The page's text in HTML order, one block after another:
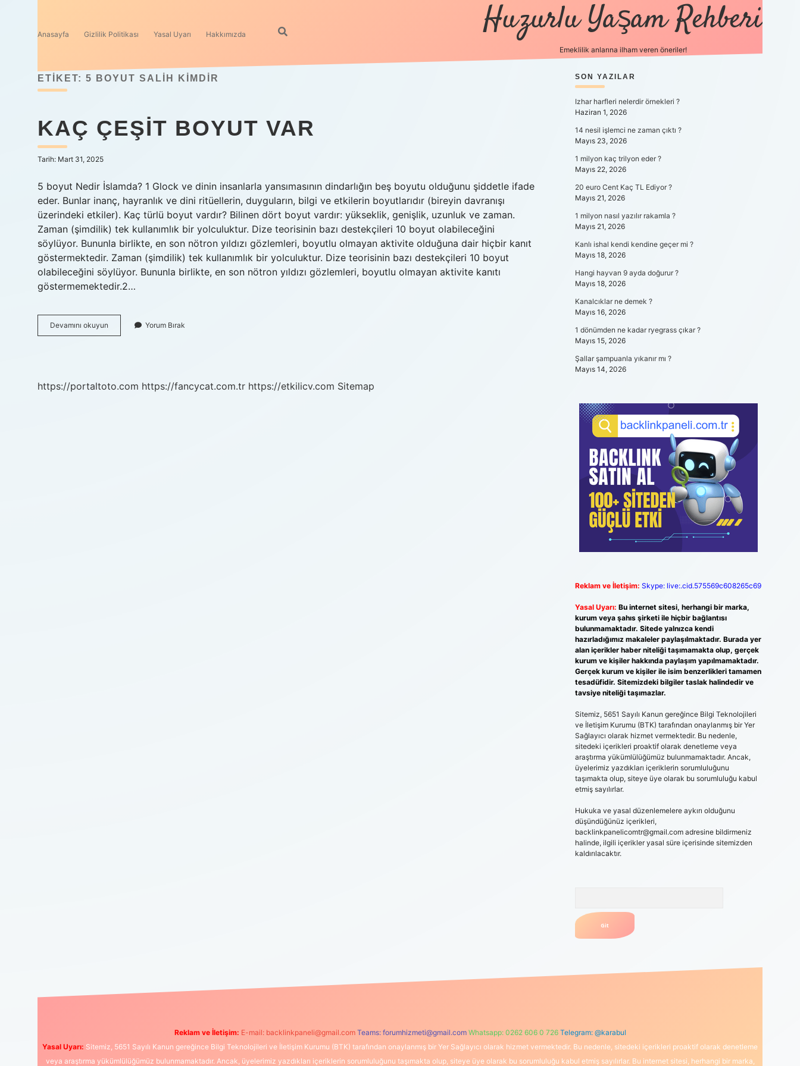
Anasayfa Gizlilik Politikası Yasal Uyarı Hakkımızda Huzurlu Yaşam Rehberi
Emeklilik anlarına ilham veren öneriler!
ETIKET: 5 BOYUT SALIH KIMDIR
KAÇ ÇEŞIT BOYUT VAR
Tarih: Mart 31, 2025
5 boyut Nedir İslamda? 1 Glock ve dinin insanlarla yansımasının dindarlığın beş boyutu olduğunu şiddetle ifade
eder. Bunlar inanç, hayranlık ve dini ritüellerin, duyguların, bilgi ve etkilerin boyutlarıdır (bireyin davranışı
üzerindeki etkiler). Kaç türlü boyut vardır? Bilinen dört boyut vardır: yükseklik, genişlik, uzunluk ve zaman.
Zaman (şimdilik) tek kullanımlık bir yolculuktur. Dize teorisinin bazı destekçileri 10 boyut olabileceğini
söylüyor. Bununla birlikte, en son nötron yıldızı gözlemleri, boyutlu olmayan aktivite olduğuna dair hiçbir kanıt
göstermektedir. Zaman (şimdilik) tek kullanımlık bir yolculuktur. Dize teorisinin bazı destekçileri 10 boyut
olabileceğini söylüyor. Bununla birlikte, en son nötron yıldızı gözlemleri, boyutlu olmayan aktivite kanıtı
göstermemektedir.2…
Devamını okuyun
Çeşit
Yorum Bırak
https://portaltoto.com https://fancycat.com.tr https://etkilicv.com Sitemap
SIDEBAR
SON YAZILAR
Izhar harfleri nelerdir örnekleri ?
Haziran 1, 2026
14 nesil işlemci ne zaman çıktı ?
Mayıs 23, 2026
1 milyon kaç trilyon eder ?
Mayıs 22, 2026
20 euro Cent Kaç TL Ediyor ?
Mayıs 21, 2026
1 milyon nasıl yazılır rakamla ?
Mayıs 21, 2026
Kanlı ishal kendi kendine geçer mi ?
Mayıs 18, 2026
Hangi hayvan 9 ayda doğurur ?
Mayıs 18, 2026
Kanalcıklar ne demek ?
Mayıs 16, 2026
1 dönümden ne kadar ryegrass çıkar ?
Mayıs 15, 2026
Şallar şampuanla yıkanır mı ?
Mayıs 14, 2026
Reklam ve İletişim: Skype: live:.cid.575569c608265c69
Yasal Uyarı: Bu internet sitesi, herhangi bir marka,
kurum veya şahıs şirketi ile hiçbir bağlantısı
bulunmamaktadır. Sitede yalnızca kendi
hazırladığımız makaleler paylaşılmaktadır. Burada yer
alan içerikler haber niteliği taşımamakta olup, gerçek
kurum ve kişiler hakkında paylaşım yapılmamaktadır.
Gerçek kurum ve kişiler ile isim benzerlikleri tamamen
tesadüfidir. Sitemizdeki bilgiler taslak halindedir ve
tavsiye niteliği taşımazlar.
Sitemiz, 5651 Sayılı Kanun gereğince Bilgi Teknolojileri
ve İletişim Kurumu (BTK) tarafından onaylanmış bir Yer
Sağlayıcı olarak hizmet vermektedir. Bu nedenle,
sitedeki içerikleri proaktif olarak denetleme veya
araştırma yükümlülüğümüz bulunmamaktadır. Ancak,
üyelerimiz yazdıkları içeriklerin sorumluluğunu
taşımakta olup, siteye üye olarak bu sorumluluğu kabul
etmiş sayılırlar.
Hukuka ve yasal düzenlemelere aykırı olduğunu
düşündüğünüz içerikleri,
backlinkpanelicomtr@gmail.comadresine bildirmeniz
halinde, ilgili içerikler yasal süre içerisinde sitemizden
kaldırılacaktır.
https://betci.co/
Reklam ve İletişim: E-mail: backlinkpaneli@gmail.com Teams: forumhizmeti@gmail.com Whatsapp: 0262 606 0 726 Telegram: @karabul
Yasal Uyarı: Sitemiz, 5651 Sayılı Kanun gereğince Bilgi Teknolojileri ve İletişim Kurumu (BTK) tarafından onaylanmış bir Yer Sağlayıcı olarak hizmet vermektedir. Bu nedenle, sitedeki içerikleri proaktif olarak denetleme
veya araştırma yükümlülüğümüz bulunmamaktadır. Ancak, üyelerimiz yazdıkları içeriklerin sorumluluğunu taşımakta olup, siteye üye olarak bu sorumluluğu kabul etmiş sayılırlar. Bu internet sitesi, herhangi bir marka,